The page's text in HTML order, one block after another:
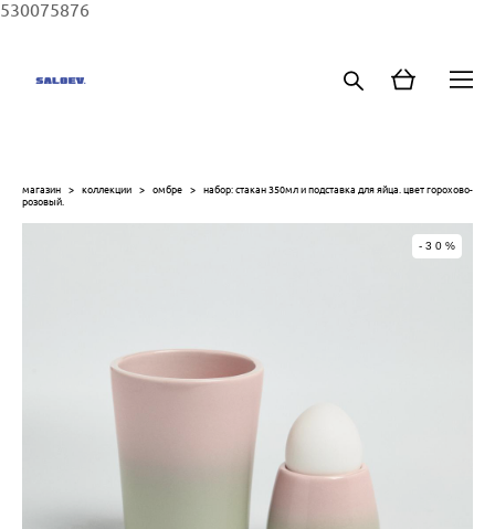
530075876
магазин > коллекции > омбре >
набор: стакан 350мл и подставка для яйца. цвет горохово-
розовый.
-30%